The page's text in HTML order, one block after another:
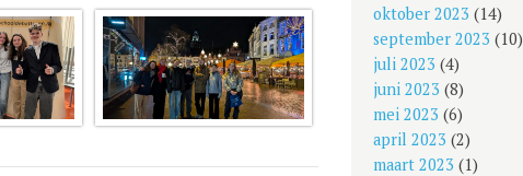
oktober 2023 (14)
september 2023 (10)
juli 2023 (4)
juni 2023 (8)
mei 2023 (6)
april 2023 (2)
maart 2023 (1)